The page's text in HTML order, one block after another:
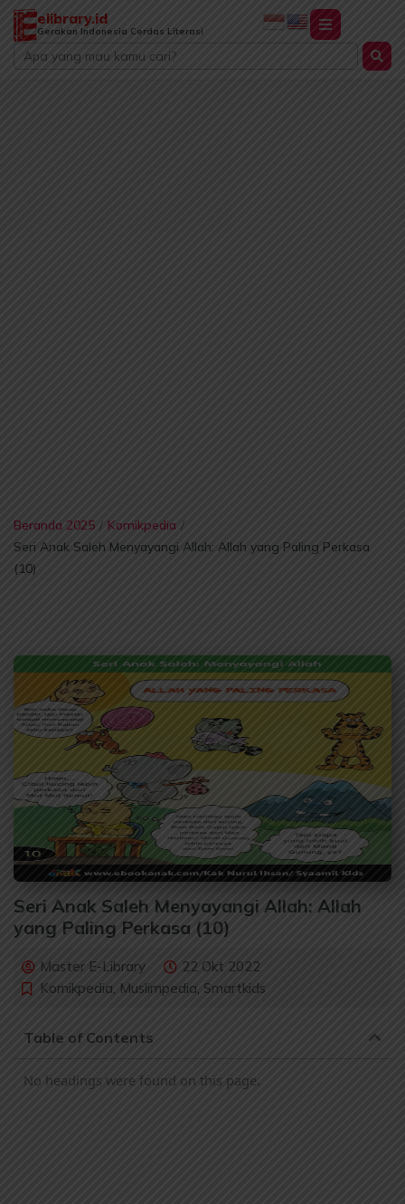
Lewati
konten
elibrary.id
Gerakan Indonesia Cerdas Literasi
Search
...
Beranda 2025 / Komikpedia /
Seri Anak Saleh Menyayangi Allah: Allah yang Paling Perkasa
(10)
Seri Anak Saleh Menyayangi Allah: Allah
yang Paling Perkasa (10)
Master E-Library
22 Okt 2022
Komikpedia, Muslimpedia, Smartkids
Table of Contents
No headings were found on this page.